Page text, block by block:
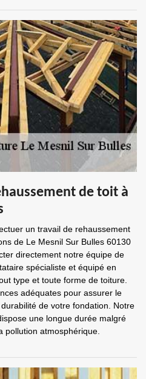
de toit à
un travail de rehaussement
de Le Mesnil Sur Bulles 60130
directement notre équipe de
spécialiste et équipé en
type et toute forme de toiture.
adéquates pour assurer le
de votre fondation. Notre
une longue durée malgré
pollution atmosphérique.